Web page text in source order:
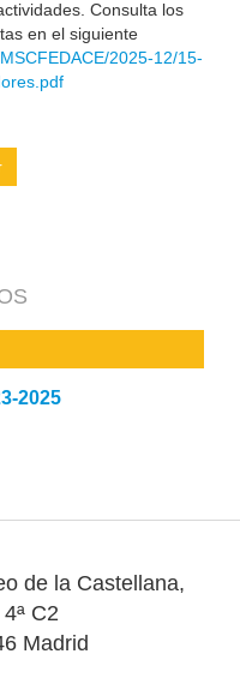
Consulta los
en el siguiente
2025-12/15-
2025
de la Castellana,
C2
Madrid